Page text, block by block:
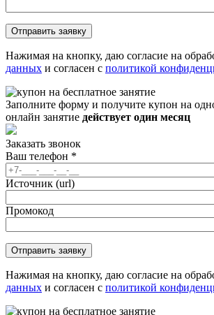
Нажимая на кнопку, даю согласие на
данных и согласен с политикой
Заполните форму и получите купон на
онлайн занятие действует один месяц
Заказать звонок
Ваш телефон *
Источник (url)
Промокод
Нажимая на кнопку, даю согласие на
данных и согласен с политикой